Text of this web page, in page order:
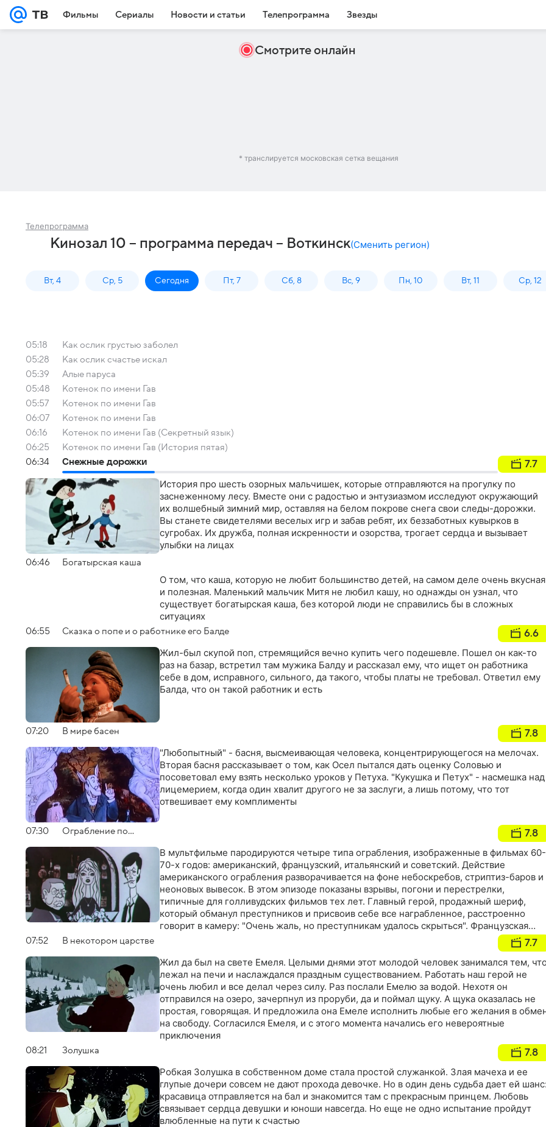
Фильмы Сериалы Новости и статьи Телепрограмма Звезды
Смотрите онлайн
* транслируется московская сетка вещания
Телепрограмма
Кинозал 10 – программа передач – Воткинск(Сменить регион)
Вт, 4 Ср, 5 Сегодня Пт, 7 Сб, 8 Вс, 9 Пн, 10 Вт, 11 Ср, 12
05:18
Как ослик грустью заболел
05:28
Как ослик счастье искал
05:39
Алые паруса
05:48
Котенок по имени Гав
05:57
Котенок по имени Гав
06:07
Котенок по имени Гав
06:16
Котенок по имени Гав (Секретный язык)
06:25
Котенок по имени Гав (История пятая)
06:34
Снежные дорожки 7.7
История про шесть озорных мальчишек, которые отправляются на прогулку по
заснеженному лесу. Вместе они с радостью и энтузиазмом исследуют окружающий
их волшебный зимний мир, оставляя на белом покрове снега свои следы-дорожки.
Вы станете свидетелями веселых игр и забав ребят, их беззаботных кувырков в
сугробах. Их дружба, полная искренности и озорства, трогает сердца и вызывает
улыбки на лицах
06:46 Богатырская каша
О том, что каша, которую не любит большинство детей, на самом деле очень вкусная
и полезная. Маленький мальчик Митя не любил кашу, но однажды он узнал, что
существует богатырская каша, без которой люди не справились бы в сложных
ситуациях
06:55 Сказка о попе и о работнике его Балде 6.6
Жил-был скупой поп, стремящийся вечно купить чего подешевле. Пошел он как-то
раз на базар, встретил там мужика Балду и рассказал ему, что ищет он работника
себе в дом, исправного, сильного, да такого, чтобы платы не требовал. Ответил ему
Балда, что он такой работник и есть
07:20 В мире басен 7.8
"Любопытный" - басня, высмеивающая человека, концентрирующегося на мелочах.
Вторая басня рассказывает о том, как Осел пытался дать оценку Соловью и
посоветовал ему взять несколько уроков у Петуха. "Кукушка и Петух" - насмешка над
лицемерием, когда один хвалит другого не за заслуги, а лишь потому, что тот
отвешивает ему комплименты
07:30 Ограбление по… 7.8
В мультфильме пародируются четыре типа ограбления, изображенные в фильмах 60-
70-х годов: американский, французский, итальянский и советский. Действие
американского ограбления разворачивается на фоне небоскребов, стриптиз-баров и
неоновых вывесок. В этом эпизоде показаны взрывы, погони и перестрелки,
типичные для голливудских фильмов тех лет. Главный герой, продажный шериф,
который обманул преступников и присвоив себе все награбленное, расстроенно
говорит в камеру: "Очень жаль, но преступникам удалось скрыться". Французская
версия отличается множеством разнообразных абсолютно нереалистичных условий,
необходимых для успешного ограбления, а также весьма эксцентричными
персонажами. Итальянская часть высмеивает мафию, коррумпированную полицию и
многодетные семьи. Советским героям так и не удается ограбить сберкассу: она
постоянно закрыта то на ремонт, то на учет, то на обед
07:52 В некотором царстве 7.7
Жил да был на свете Емеля. Целыми днями этот молодой человек занимался тем,
лежал на печи и наслаждался праздным существованием. Работать наш герой не
очень любил и все делал через силу. Раз послали Емелю за водой. Нехотя он
отправился на озеро, зачерпнул из проруби, да и поймал щуку. А щука оказалась не
простая, говорящая. И предложила она Емеле исполнить любые его желания в
на свободу. Согласился Емеля, и с этого момента начались его невероятные
приключения
08:21 Золушка 7.8
Робкая Золушка в собственном доме стала простой служанкой. Злая мачеха и ее
глупые дочери совсем не дают прохода девочке. Но в один день судьба дает ей
красавица отправляется на бал и знакомится там с прекрасным принцем. Любовь
связывает сердца девушки и юноши навсегда. Но еще не одно испытание пройдут
влюбленные на пути к счастью